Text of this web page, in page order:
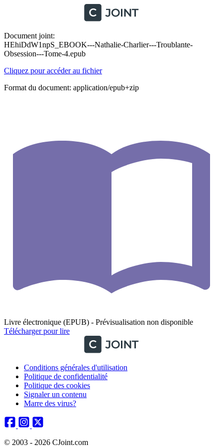
Document joint:
HEhiDdW1npS_EBOOK---Nathalie-Charlier---Troublante-
Obsession---Tome-4.epub
Cliquez pour accéder au fichier
Format du document: application/epub+zip
Livre électronique (EPUB) - Prévisualisation non disponible
Télécharger pour lire
Conditions générales d'utilisation
Politique de confidentialité
Politique des cookies
Signaler un contenu
Marre des virus?
© 2003 - 2026 CJoint.com